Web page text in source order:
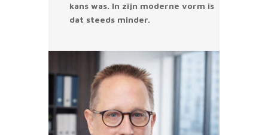
kans was. In zijn moderne vorm is
dat steeds minder.